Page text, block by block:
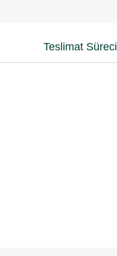
Teslimat Süreci